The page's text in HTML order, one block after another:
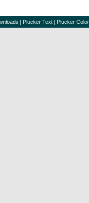
| Plucker Text | Plucker Color